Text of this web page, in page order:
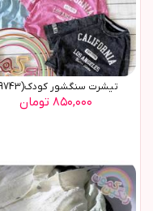
تیشرت سنگشور کودک(9743)
۸۵۰,۰۰۰ تومان